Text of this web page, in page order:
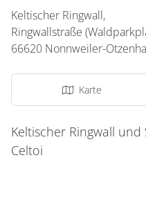
Keltischer Ringwall,
Ringwallstraße
66620 Nonnweiler-
Karte
Keltischer Ringwall
Celtoi